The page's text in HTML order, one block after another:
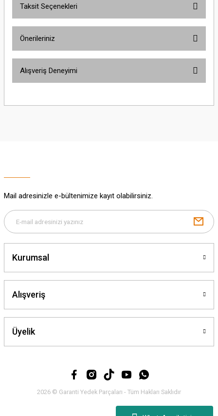
Taksit Seçenekleri
Önerileriniz
yetersiz gördüğünüz noktaları öneri formunu kullanarak tarafımıza
Gönder
Alışveriş Deneyimi
Mail adresinizle e-bültenimize kayıt olabilirsiniz.
Kurumsal
Alışveriş
Üyelik
2026 © Garanti Yedek Parçaları - Tüm Hakları Saklıdır